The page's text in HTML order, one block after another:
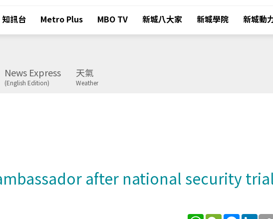
知訊台 Metro Plus MBO TV 新城八大家 新城學院 新城動
News Express
(English Edition)
天氣
Weather
after national security